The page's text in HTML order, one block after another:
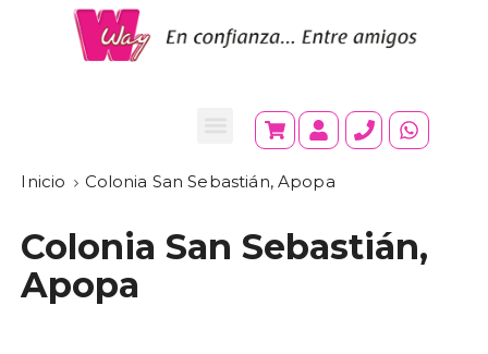
Inicio Colonia San Sebastián, Apopa
Colonia San Sebastián,
Apopa